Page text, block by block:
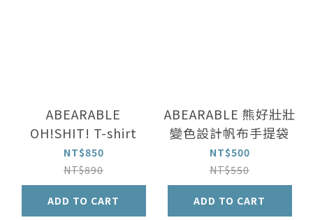
ABEARABLE
OH!SHIT! T-shirt
NT$850
NT$890
ADD TO CART
ABEARABLE 熊好壯壯
變色設計帆布手提袋
NT$500
NT$550
ADD TO CART